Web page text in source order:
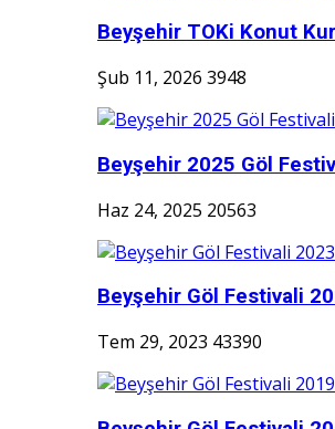
Beyşehir TOKi Konut
Şub 11, 2026 3948
Beyşehir 2025 Göl
Haz 24, 2025 20563
Beyşehir Göl Festivali
Tem 29, 2023 43390